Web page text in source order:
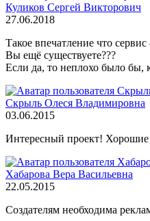
Куликов Сергей Викторович
27.06.2018
Такое впечатление что
Вы ещё существуете???
Если да, то неплохо было бы,
Скрыль Олеся Владимировна
03.06.2015
Интересный проект! Хорошие
Хабарова Вера Васильевна
22.05.2015
Создателям необходима